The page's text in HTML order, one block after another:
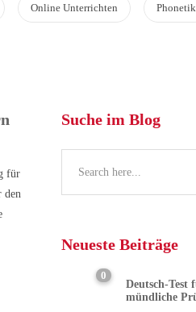
Online Unterrichten Phonetik
für
den
Suche im Blog
Neueste Beiträge
0
Deutsch-Test
mündliche